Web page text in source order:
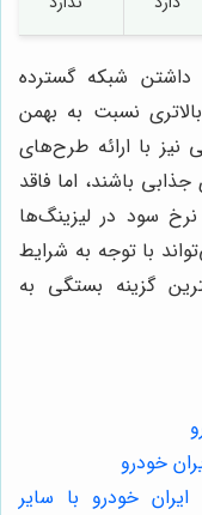
داشتن شبکه گسترده
نسبت به بهمن
نیز با ارائه طرح‌های
باشند، اما فاقد
سود در لیزینگ‌ها
با توجه به شرایط
گزینه بستگی به
خودرو با سایر